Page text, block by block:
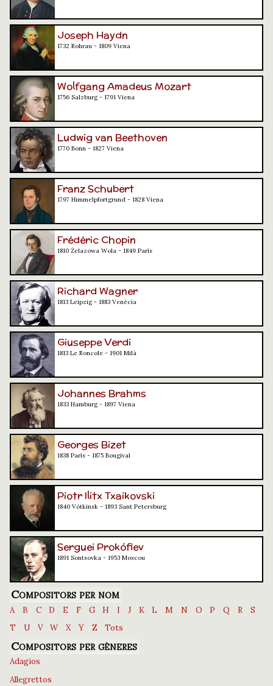
Joseph Haydn
1732 Rohrau - 1809 Viena
Wolfgang Amadeus Mozart
1756 Salzburg - 1791 Viena
Ludwig van Beethoven
1770 Bonn - 1827 Viena
Franz Schubert
1797 Himmelpfortgrund - 1828 Viena
Frédéric Chopin
1810 Żelazowa Wola - 1849 París
Richard Wagner
1813 Leipzig - 1883 Venècia
Giuseppe Verdi
1813 Le Roncole - 1901 Milà
Johannes Brahms
1833 Hamburg - 1897 Viena
Georges Bizet
1838 París - 1875 Bougival
Piotr Ilitx Txaikovski
1840 Vótkinsk - 1893 Sant Petersburg
Serguei Prokófiev
1891 Sontsovka - 1953 Moscou
Compositors per nom
A B C D E F G H I J K L M N O P Q R
S
T
U V W X Y Z Tots
Compositors per gèneres
Adagios
Allegrettos